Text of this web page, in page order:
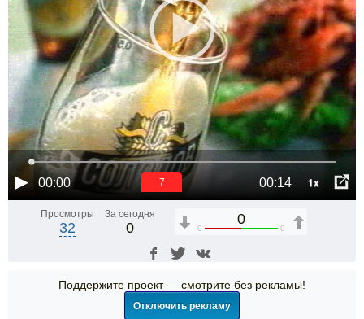
00:00 00:14 1x
6
Просмотры
32
За сегодня
0
0
0 0
Поддержите проект — смотрите без рекламы!
Отключить рекламу